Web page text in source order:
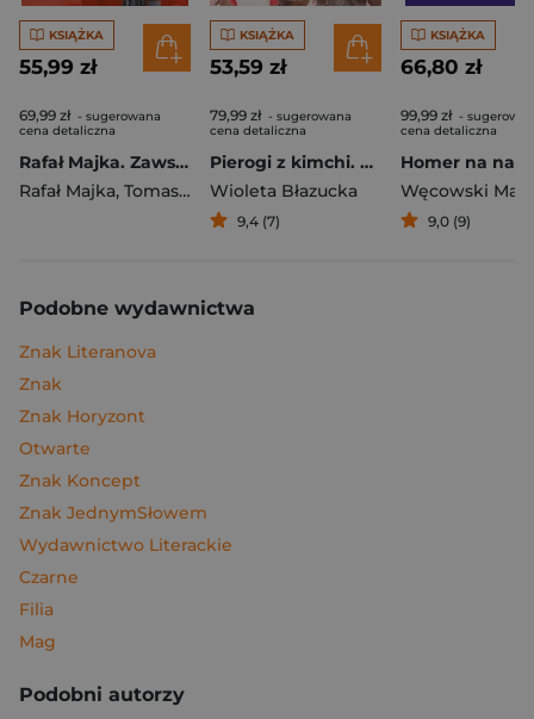
KSIĄŻKA
55,99 zł
69,99 zł - sugerowana
cena detaliczna
Rafał Majka. Zawsze z przodu. Rozmawia Tomasz Kalemba - książka z autografem
Rafał Majka, Tomasz Kalemba
KSIĄŻKA
53,59 zł
79,99 zł - sugerowana
cena detaliczna
Pierogi z kimchi. Moje ulubione azjatyckie przepisy
Wioleta Błazucka
9,4 (7)
KSIĄŻKA
66,80 zł
99,99 zł -
cena detaliczna
Węcowski
9,0 (9)
Podobne wydawnictwa
Znak Literanova
Znak
Znak Horyzont
Otwarte
Znak Koncept
Znak JednymSłowem
Wydawnictwo Literackie
Czarne
Filia
Mag
Podobni autorzy